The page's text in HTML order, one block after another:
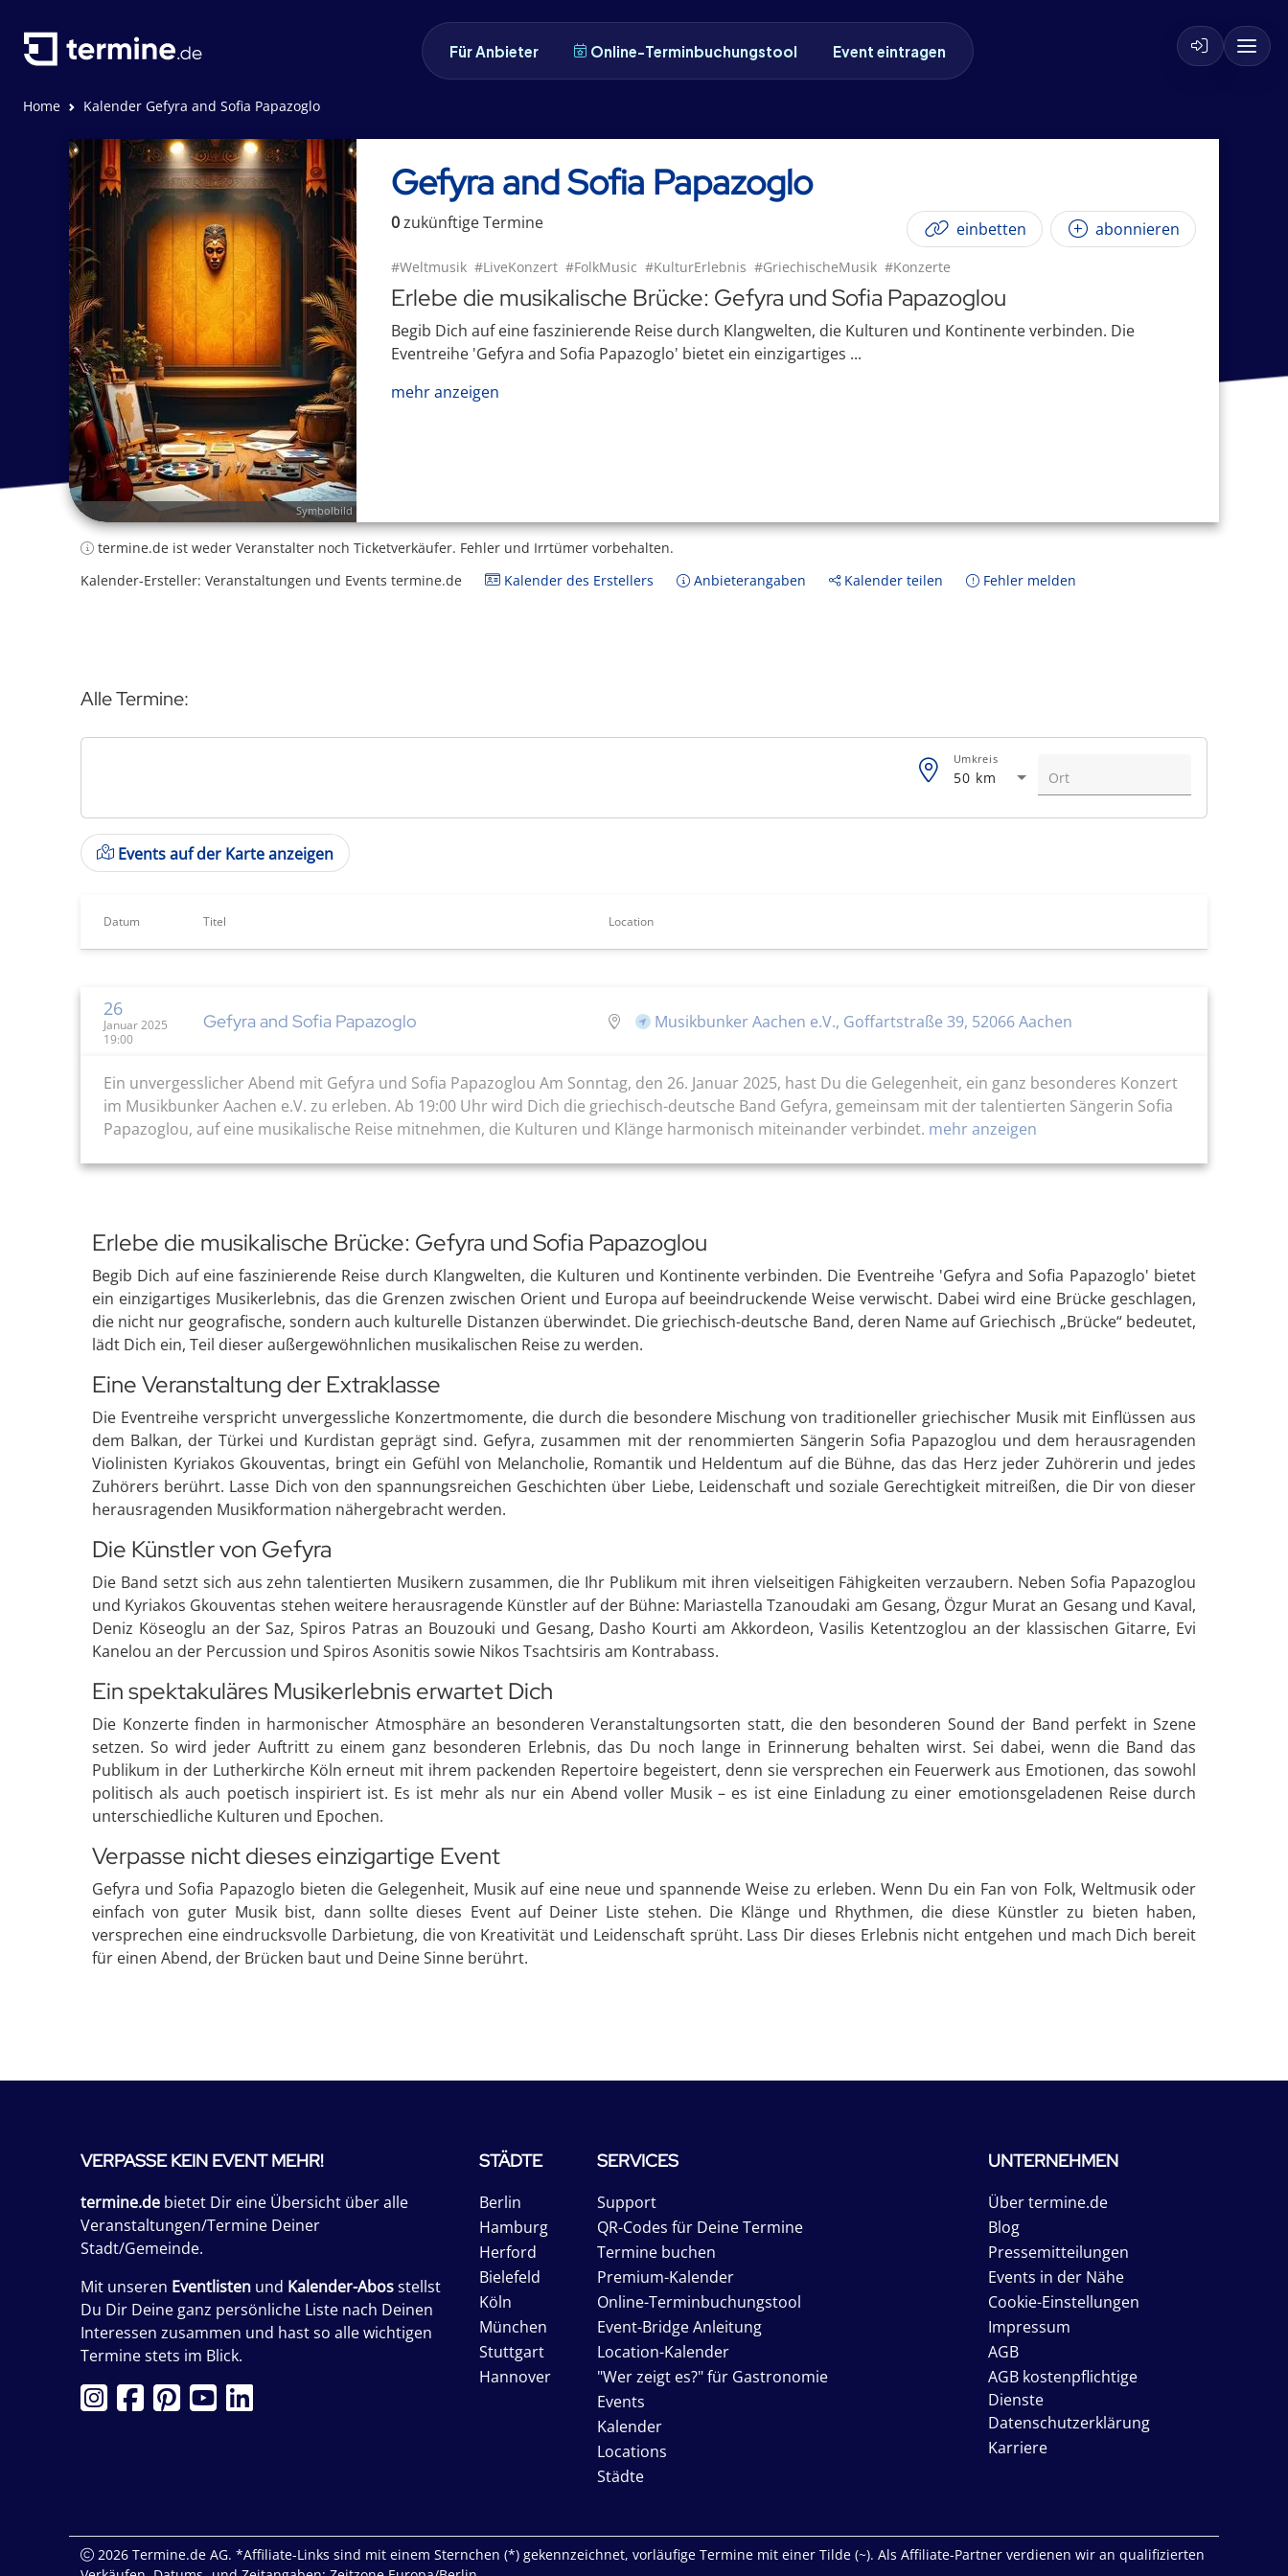
Für Anbieter Online-Terminbuchungstool Event eintragen
Home Kalender Gefyra and Sofia Papazoglo
Symbolbild
Gefyra and Sofia Papazoglo
0zukünftigeTermine einbetten abonnieren
#Weltmusik #LiveKonzert #FolkMusic #KulturErlebnis #GriechischeMusik #Konzerte
Erlebe die musikalische Brücke: Gefyra und Sofia Papazoglou
Begib Dich auf eine faszinierende Reise durch Klangwelten, die Kulturen und Kontinente verbinden. Die
Eventreihe 'Gefyra and Sofia Papazoglo' bietet ein einzigartiges ...
mehr anzeigen
termine.de ist weder Veranstalter noch Ticketverkäufer. Fehler und Irrtümer vorbehalten.
Kalender-Ersteller: Veranstaltungen und Events termine.de
Kalender des Erstellers Anbieterangaben Kalender teilen Fehler melden
Alle Termine:
50 km
Umkreis
Events auf der Karte anzeigen
Datum Titel Location
26
Januar 2025
19:00
Gefyra and Sofia Papazoglo Musikbunker Aachen e.V., Goffartstraße 39, 52066 Aachen
Ein unvergesslicher Abend mit Gefyra und Sofia Papazoglou Am Sonntag, den 26. Januar 2025, hast Du die Gelegenheit, ein ganz besonderes Konzert
im Musikbunker Aachen e.V. zu erleben. Ab 19:00 Uhr wird Dich die griechisch-deutsche Band Gefyra, gemeinsam mit der talentierten Sängerin Sofia
Papazoglou, auf eine musikalische Reise mitnehmen, die Kulturen und Klänge harmonisch miteinander verbindet. mehr anzeigen
Erlebe die musikalische Brücke: Gefyra und Sofia Papazoglou
Begib Dich auf eine faszinierende Reise durch Klangwelten, die Kulturen und Kontinente verbinden. Die Eventreihe 'Gefyra and Sofia Papazoglo' bietet
ein einzigartiges Musikerlebnis, das die Grenzen zwischen Orient und Europa auf beeindruckende Weise verwischt. Dabei wird eine Brücke geschlagen,
die nicht nur geografische, sondern auch kulturelle Distanzen überwindet. Die griechisch-deutsche Band, deren Name auf Griechisch „Brücke“ bedeutet,
lädt Dich ein, Teil dieser außergewöhnlichen musikalischen Reise zu werden.
Eine Veranstaltung der Extraklasse
Die Eventreihe verspricht unvergessliche Konzertmomente, die durch die besondere Mischung von traditioneller griechischer Musik mit Einflüssen aus
dem Balkan, der Türkei und Kurdistan geprägt sind. Gefyra, zusammen mit der renommierten Sängerin Sofia Papazoglou und dem herausragenden
Violinisten Kyriakos Gkouventas, bringt ein Gefühl von Melancholie, Romantik und Heldentum auf die Bühne, das das Herz jeder Zuhörerin und jedes
Zuhörers berührt. Lasse Dich von den spannungsreichen Geschichten über Liebe, Leidenschaft und soziale Gerechtigkeit mitreißen, die Dir von dieser
herausragenden Musikformation nähergebracht werden.
Die Künstler von Gefyra
Die Band setzt sich aus zehn talentierten Musikern zusammen, die Ihr Publikum mit ihren vielseitigen Fähigkeiten verzaubern. Neben Sofia Papazoglou
und Kyriakos Gkouventas stehen weitere herausragende Künstler auf der Bühne: Mariastella Tzanoudaki am Gesang, Özgur Murat an Gesang und Kaval,
Deniz Köseoglu an der Saz, Spiros Patras an Bouzouki und Gesang, Dasho Kourti am Akkordeon, Vasilis Ketentzoglou an der klassischen Gitarre, Evi
Kanelou an der Percussion und Spiros Asonitis sowie Nikos Tsachtsiris am Kontrabass.
Ein spektakuläres Musikerlebnis erwartet Dich
Die Konzerte finden in harmonischer Atmosphäre an besonderen Veranstaltungsorten statt, die den besonderen Sound der Band perfekt in Szene
setzen. So wird jeder Auftritt zu einem ganz besonderen Erlebnis, das Du noch lange in Erinnerung behalten wirst. Sei dabei, wenn die Band das
Publikum in der Lutherkirche Köln erneut mit ihrem packenden Repertoire begeistert, denn sie versprechen ein Feuerwerk aus Emotionen, das sowohl
politisch als auch poetisch inspiriert ist. Es ist mehr als nur ein Abend voller Musik – es ist eine Einladung zu einer emotionsgeladenen Reise durch
unterschiedliche Kulturen und Epochen.
Verpasse nicht dieses einzigartige Event
Gefyra und Sofia Papazoglo bieten die Gelegenheit, Musik auf eine neue und spannende Weise zu erleben. Wenn Du ein Fan von Folk, Weltmusik oder
einfach von guter Musik bist, dann sollte dieses Event auf Deiner Liste stehen. Die Klänge und Rhythmen, die diese Künstler zu bieten haben,
versprechen eine eindrucksvolle Darbietung, die von Kreativität und Leidenschaft sprüht. Lass Dir dieses Erlebnis nicht entgehen und mach Dich bereit
für einen Abend, der Brücken baut und Deine Sinne berührt.
VERPASSE KEIN EVENT MEHR!
termine.de bietet Dir eine Übersicht über alle
Veranstaltungen/Termine Deiner
Stadt/Gemeinde.
Mit unseren Eventlisten und Kalender-Abosstellst
Du Dir Deine ganz persönliche Liste nach Deinen
Interessen zusammen und hast so alle wichtigen
Termine stets im Blick.
STÄDTE
Berlin
Hamburg
Herford
Bielefeld
Köln
München
Stuttgart
Hannover
SERVICES
Support
QR-Codes für Deine Termine
Termine buchen
Premium-Kalender
Online-Terminbuchungstool
Event-Bridge Anleitung
Location-Kalender
"Wer zeigt es?" für Gastronomie
Events
Kalender
Locations
Städte
UNTERNEHMEN
Über termine.de
Blog
Pressemitteilungen
Events in der Nähe
Cookie-Einstellungen
Impressum
AGB
AGB kostenpflichtige
Dienste
Datenschutzerklärung
Karriere
2026 Termine.de AG. *Affiliate-Links sind mit einem Sternchen (*) gekennzeichnet, vorläufige Termine mit einer Tilde (~). Als Affiliate-Partner verdienen wir an qualifizierten